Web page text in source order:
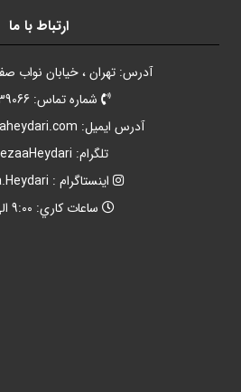
ارتباط با ما
آدرس: تهران ، خيابان نواب
شماره تماس: 09101639066
آدرس ايميل:
تلگرام: AlirezaaHeydari@
اينستاگرام : Alirezaa.Heydari
ساعات کاري: 9:00 الي 19:00